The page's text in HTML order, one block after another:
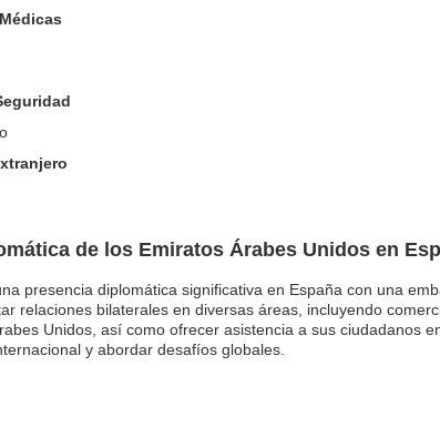
de los Emiratos Árabes Unidos en
presencia diplomática significativa en España con una
relaciones bilaterales en diversas áreas, incluyendo
Unidos, así como ofrecer asistencia a sus ciudadanos
y abordar desafíos globales.